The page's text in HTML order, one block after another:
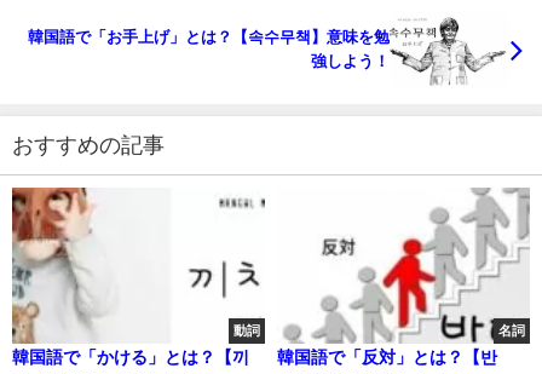
韓国語で「お手上げ」とは？【속수무책】意味を勉
強しよう！
おすすめの記事
動詞
韓国語で「かける」とは？【끼
名詞
韓国語で「反対」とは？【반